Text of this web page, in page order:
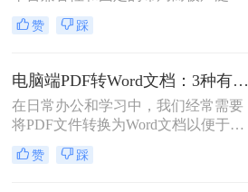
用。然而，在需要对内容进行编辑
时，我们往往需要将其转换为Word文
呢？本文将介绍三种常用的免费方法
来实现这一目标。
赞 踩
电脑端PDF转Word文档：3种有效方法的具体操作步骤！
在日常办公和学习中，我们经常需要
将PDF文件转换为Word文档以便于编
辑和修改。那么电脑上pdf怎么转换成
word文档呢？本文将介绍三种将PDF
赞 踩